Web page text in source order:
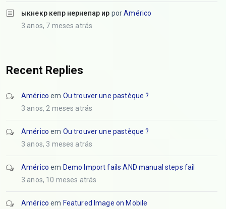
ыкнекр кепр нернепар ир porAmérico
3 anos, 7 meses atrás
Recent Replies
Américo em Ou trouver une pastèque ?
3 anos, 2 meses atrás
Américo em Ou trouver une pastèque ?
3 anos, 3 meses atrás
Américo em Demo Import fails AND manual steps fail
3 anos, 10 meses atrás
Américo em Featured Image on Mobile